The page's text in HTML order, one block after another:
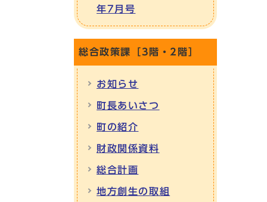
年7月号
総合政策課［3階・2階］
お知らせ
町長あいさつ
町の紹介
財政関係資料
総合計画
地方創生の取組